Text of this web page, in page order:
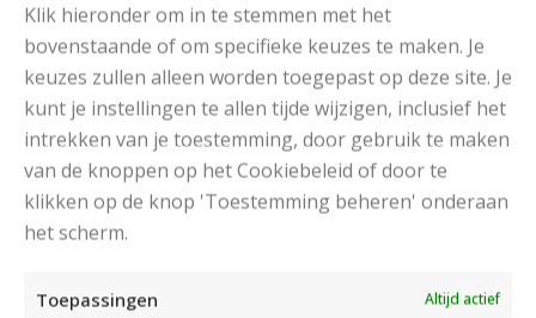
Klik hieronder om in te stemmen met het
bovenstaande of om specifieke keuzes te maken. Je
keuzes zullen alleen worden toegepast op deze site. Je
kunt je instellingen te allen tijde wijzigen, inclusief het
intrekken van je toestemming, door gebruik te maken
van de knoppen op het Cookiebeleid of door te
klikken op de knop 'Toestemming beheren' onderaan
het scherm.
Toepassingen
Altijd actief